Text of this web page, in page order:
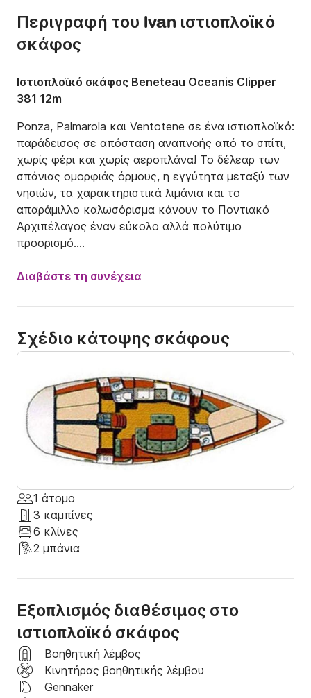
Περιγραφή του Ivan ιστιοπλοϊκό
σκάφος
Ιστιοπλοϊκό σκάφος Beneteau Oceanis Clipper
381 12m
Ponza, Palmarola και Ventotene σε ένα ιστιοπλοϊκό:
παράδεισος σε απόσταση αναπνοής από το σπίτι,
χωρίς φέρι και χωρίς αεροπλάνα! Το δέλεαρ των
σπάνιας ομορφιάς όρμους, η εγγύτητα μεταξύ των
νησιών, τα χαρακτηριστικά λιμάνια και το
απαράμιλλο καλωσόρισμα κάνουν το Ποντιακό
Αρχιπέλαγος έναν εύκολο αλλά πολύτιμο
προορισμό.
Διαβάστε τη συνέχεια
Σχέδιο κάτοψης σκάφoυς
1 άτομο
3 καμπίνες
6 κλίνες
2 μπάνια
Εξοπλισμός διαθέσιμος στο
ιστιοπλοϊκό σκάφος
Βοηθητική λέμβος
Kινητήρας βοηθητικής λέμβου
Gennaker